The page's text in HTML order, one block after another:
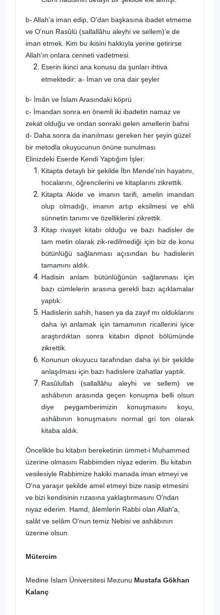
b- Allah'a iman edip, O'dan başkasına ibadet etmeme
ve O'nun Rasûlü (sallallâhu aleyhi ve sellem)'e de
iman etmek. Kim bu ikisini hakkıyla yerine geti­rirse
Allah'ın onlara cenneti vadetmesi.
Eserin ikinci ana konusu da şunları ihtiva
etmektedir: a- İman ve ona dair şeyler
b- İmân ve İslam Arasındaki köprü
c- İmandan sonra en önemli iki ibadetin namaz ve
zekat olduğu ve ondan sonraki gelen amellerin bahsi
d- Daha sonra da inanılması gereken her şeyin güzel
bir metodla oku­yucunun önüne sunulması
Elinizdeki Eserde Kendi Yaptığım İşler:
Kitapta detaylı bir şekilde İbn Mende'nin hayatını,
hocalarını, öğren­cilerini ve kitaplarını zikrettik.
Kitapta Akide ve imanın tarifi, amelin imandan
olup olmadığı, ima­nın artıp eksilmesi ve ehli
sünnetin tanımı ve özelliklerini zikrettik.
Kitap rivayet kitabı olduğu ve bazı hadisler de
tam metin olarak zik-redilmediği için biz de konu
bütünlüğü sağlanması açısından bu hadislerin
tamamını aldık.
Hadisin anlam bütünlüğünün sağlanması için
bazı cümlelerin arasına gerekli bazı açıklamalar
yaptık.
Hadislerin sahih, hasen ya da zayıf mı olduklarını
daha iyi anlamak için tamamının ricallerini iyice
araştırdıktan sonra kitabın dipnot bölümünde
zikrettik.
Konunun okuyucu tarafından daha iyi bir şekilde
anlaşılması için bazı hadislere izahatlar yaptık.
Rasûlullah (sallallâhu aleyhi ve sellem)ve
ashâbının arasında geçen ko­nuşma belli olsun
diye peygamberimizin konuşmasını koyu,
ashâbının ko­nuşmasını normal gri ton olarak
kitaba aldık.
Öncelikle bu kitabın bereketinin ümmet-i Muhammed
üzerine olmasını Rabbimden niyaz ederim. Bu kitabın
vesilesiyle Rabbimize hakiki manada iman etmeyi ve
O'na yaraşır şekilde amel etmeyi bize nasip etmesini
ve bizi kendisinin rızasına yaklaştırmasını O'ndan
niyaz ederim. Hamd, âlemlerin Rabbi olan Allah'a,
salât ve selâm O'nun temiz Nebisi ve ashâbının
üzerine olsun.
Mütercim
Medine İslam Üniversitesi Mezunu Mustafa Gökhan
Kalanç